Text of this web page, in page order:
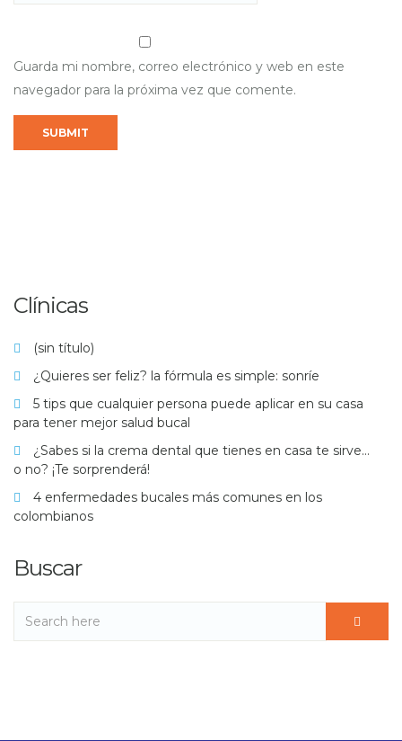
Guarda mi nombre, correo electrónico y web en este
navegador para la próxima vez que comente.
Clínicas
(sin título)
¿Quieres ser feliz? la fórmula es simple: sonríe
5 tips que cualquier persona puede aplicar en su casa
para tener mejor salud bucal
¿Sabes si la crema dental que tienes en casa te sirve…
o no? ¡Te sorprenderá!
4 enfermedades bucales más comunes en los
colombianos
Buscar